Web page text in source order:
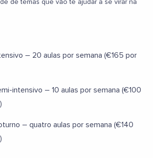
de temas que vão te ajudar a se virar na
– 20 aulas por semana (€165 por
intensivo – 10 aulas por semana (€100
– quatro aulas por semana (€140